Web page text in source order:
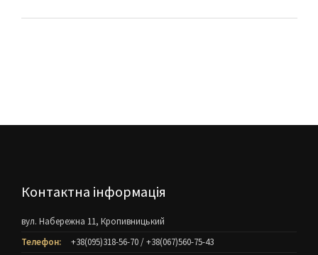
Контактна інформація
вул. Набережна 11, Кропивницький
Телефон:
+38(095)318-56-70/+38(067)560-75-43